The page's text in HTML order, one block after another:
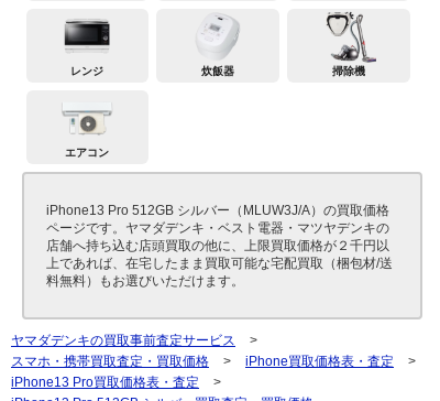
レンジ 炊飯器 掃除機
エアコン
iPhone13 Pro 512GB シルバー（MLUW3J/A）の買取価格
ページです。ヤマダデンキ・ベスト電器・マツヤデンキの
店舗へ持ち込む店頭買取の他に、上限買取価格が２千円以
上であれば、在宅したまま買取可能な宅配買取（梱包材/送
料無料）もお選びいただけます。
ヤマダデンキの買取事前査定サービス
>
スマホ・携帯買取査定・買取価格
> iPhone買取価格表・査定
>
iPhone13 Pro買取価格表・査定
>